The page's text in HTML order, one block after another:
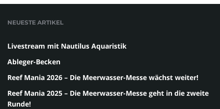
NEUESTE ARTIKEL
Livestream mit Nautilus Aquaristik
Ableger-Becken
Reef Mania 2026 – Die Meerwasser-Messe wächst weiter!
Reef Mania 2025 – Die Meerwasser-Messe geht in die zweite
Runde!